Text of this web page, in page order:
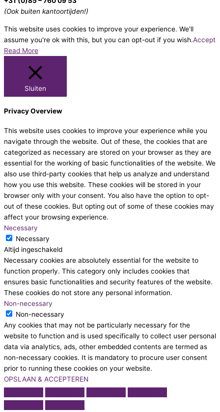
(Ook buiten kantoortijden!)
This website uses cookies to improve your experience. We'll
assume you're ok with this, but you can opt-out if you wish.Accept
Read More
Sluiten
Privacy Overview
This website uses cookies to improve your experience while you
navigate through the website. Out of these, the cookies that are
categorized as necessary are stored on your browser as they are
essential for the working of basic functionalities of the website. We
also use third-party cookies that help us analyze and understand
how you use this website. These cookies will be stored in your
browser only with your consent. You also have the option to opt-
out of these cookies. But opting out of some of these cookies may
affect your browsing experience.
Necessary
Necessary
Altijd ingeschakeld
Necessary cookies are absolutely essential for the website to
function properly. This category only includes cookies that
ensures basic functionalities and security features of the website.
These cookies do not store any personal information.
Non-necessary
Non-necessary
Any cookies that may not be particularly necessary for the
website to function and is used specifically to collect user personal
data via analytics, ads, other embedded contents are termed as
non-necessary cookies. It is mandatory to procure user consent
prior to running these cookies on your website.
OPSLAAN & ACCEPTEREN